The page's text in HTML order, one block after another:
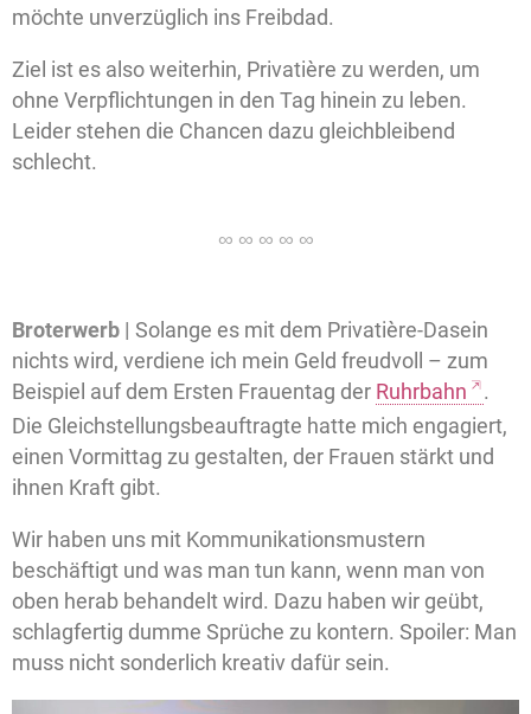
möchte unverzüglich ins Freibdad.
Ziel ist es also weiterhin, Privatière zu werden, um
ohne Verpflichtungen in den Tag hinein zu leben.
Leider stehen die Chancen dazu gleichbleibend
schlecht.
Broterwerb | Solange es mit dem Privatière-Dasein
nichts wird, verdiene ich mein Geld freudvoll – zum
Beispiel auf dem Ersten Frauentag der Ruhrbahn
.
Die Gleichstellungsbeauftragte hatte mich engagiert,
einen Vormittag zu gestalten, der Frauen stärkt und
ihnen Kraft gibt.
Wir haben uns mit Kommunikationsmustern
beschäftigt und was man tun kann, wenn man von
oben herab behandelt wird. Dazu haben wir geübt,
schlagfertig dumme Sprüche zu kontern. Spoiler: Man
muss nicht sonderlich kreativ dafür sein.